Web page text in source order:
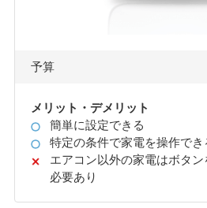
予算
メリット・デメリット
簡単に設定できる
特定の条件で家電を操作でき
エアコン以外の家電はボタ
必要あり